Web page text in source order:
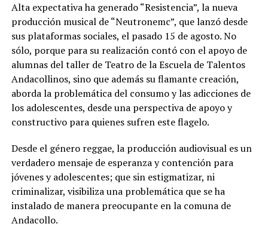
Alta expectativa ha generado “Resistencia”, la nueva
producción musical de “Neutronemc”, que lanzó desde
sus plataformas sociales, el pasado 15 de agosto. No
sólo, porque para su realización contó con el apoyo de
alumnas del taller de Teatro de la Escuela de Talentos
Andacollinos, sino que además su flamante creación,
aborda la problemática del consumo y las adicciones de
los adolescentes, desde una perspectiva de apoyo y
constructivo para quienes sufren este flagelo.
Desde el género reggae, la producción audiovisual es un
verdadero mensaje de esperanza y contención para
jóvenes y adolescentes; que sin estigmatizar, ni
criminalizar, visibiliza una problemática que se ha
instalado de manera preocupante en la comuna de
Andacollo.